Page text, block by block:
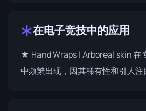
在电子竞技中的应用
★ Hand Wraps | Arboreal skin 在
中频繁出现，因其稀有性和引人注